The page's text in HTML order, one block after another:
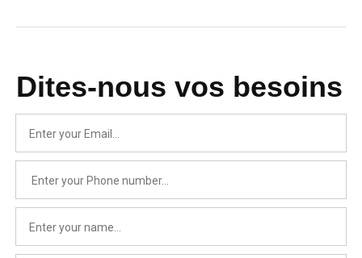
Dites-nous vos besoins